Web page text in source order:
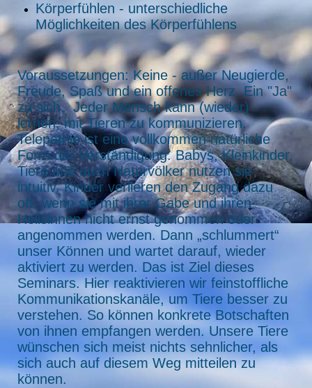
Körperfühlen - unterschiedliche
Möglichkeiten des Körperfühlens
Voraussetzungen: Keine - außer Neugierde,
Freude, Spaß und ein offenes Herz. Ein "Ja"
zu sich. Jeder Mensch kann (wieder)
lernen, mit Tieren zu kommunizieren.
Telepathie ist eine vollkommen natürliche
Form der Verständigung. Babys, Kleinkinder,
Tiere und auch Naturvölker nutzen sie
intuitiv. Kinder verlieren den Zugang dazu
oft, wenn sie mit ihrer Gabe und ihren
Hellsinnen nicht ernst genommen oder
angenommen werden. Dann „schlummert“
unser Können und wartet darauf, wieder
aktiviert zu werden. Das ist Ziel dieses
Seminars. Hier reaktivieren wir feinstoffliche
Kommunikationskanäle, um Tiere besser zu
verstehen. So können konkrete Botschaften
von ihnen empfangen werden. Unsere Tiere
wünschen sich meist nichts sehnlicher, als
sich auch auf diesem Weg mitteilen zu
können.